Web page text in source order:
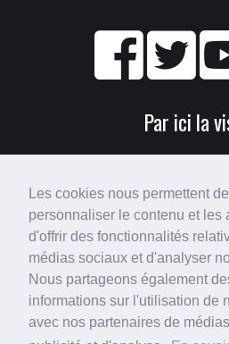
Les cookies nous permettent de
personnaliser le contenu et les
d'offrir des fonctionnalités
médias sociaux et d'analyser
Nous partageons également
informations sur l'utilisation de
avec nos partenaires de
Par ici la
Perdu ?
Voici le plan